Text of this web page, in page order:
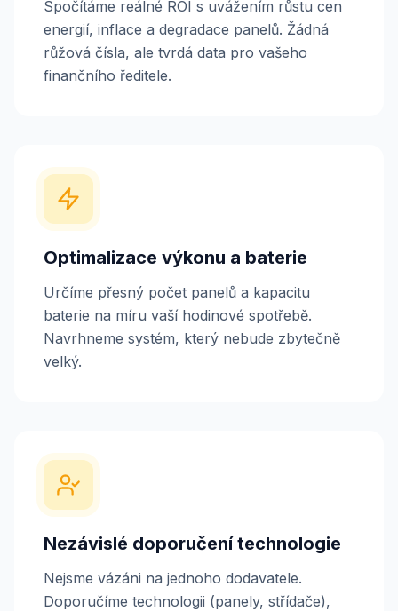
Spočítáme reálné ROI s uvážením růstu cen
energií, inflace a degradace panelů. Žádná
růžová čísla, ale tvrdá data pro vašeho
finančního ředitele.
Optimalizace výkonu a baterie
Určíme přesný počet panelů a kapacitu
baterie na míru vaší hodinové spotřebě.
Navrhneme systém, který nebude zbytečně
velký.
Nezávislé doporučení technologie
Nejsme vázáni na jednoho dodavatele.
Doporučíme technologii (panely, střídače),